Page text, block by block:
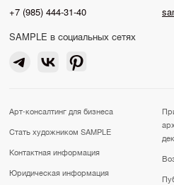
+7 (985) 444-31-40
SAMPLE в социальных сетях
Арт-консалтинг для бизнеса
Стать художником SAMPLE
Контактная информация
Юридическая информация